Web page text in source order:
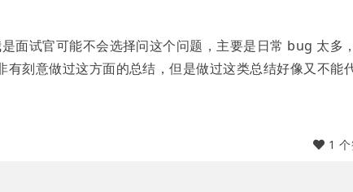
面试官可能不会选择问这个问题，主要是日常 bug 太多
有刻意做过这方面的总结，但是做过这类总结好像又不能
1